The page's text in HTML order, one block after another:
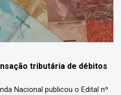
tributária de débitos
Nacional publicou o Edital nº